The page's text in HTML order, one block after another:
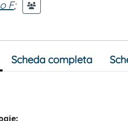
F;
Scheda completa